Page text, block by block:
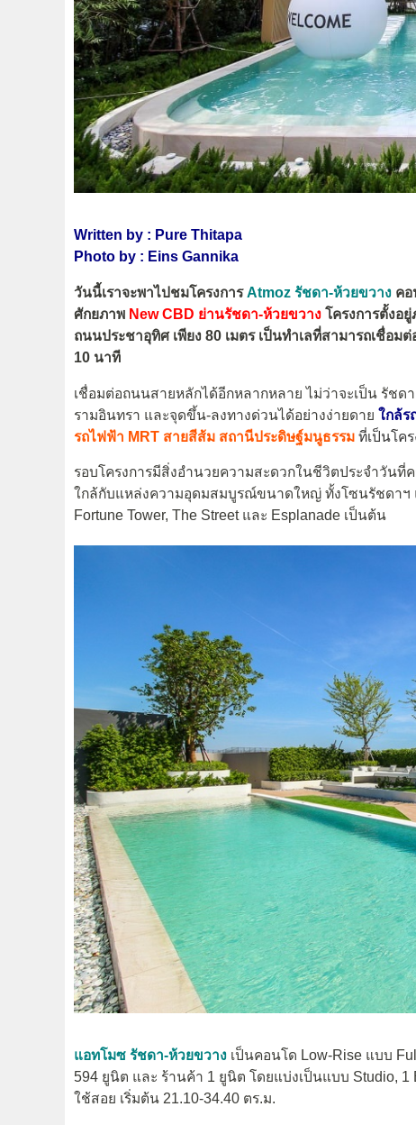
Written by : Pure Thitapa
Photo by : Eins Gannika
วันนี้เราจะพาไปชมโครงการAtmoz รัชดา-ห้วยขวาง คอ
ศักยภาพ New CBD ย่านรัชดา-ห้วยขวาง โครงการตั้งอ
ถนนประชาอุทิศ เพียง 80 เมตร เป็นทำเลที่สามารถเชื่อม
10 นาที
เชื่อมต่อถนนสายหลักได้อีกหลากหลาย ไม่ว่าจะเป็น รัชด
รามอินทรา และจุดขึ้น-ลงทางด่วนได้อย่างง่ายดาย ใกล้ร
รถไฟฟ้า MRT สายสีส้ม สถานีประดิษฐ์มนูธรรม ที่เป็นโค
รอบโครงการมีสิ่งอำนวยความสะดวกในชีวิตประจำวัน
ใกล้กับแหล่งความอุดมสมบูรณ์ขนาดใหญ่ ทั้งโซนรัชดาฯ
Fortune Tower, The Street และ Esplanade เป็นต้น
แอทโมซ รัชดา-ห้วยขวาง เป็นคอนโด Low-Rise แบบ
594 ยูนิต และ ร้านค้า 1 ยูนิต โดยแบ่งเป็นแบบ Studio, 1
ใช้สอย เริ่มต้น 21.10-34.40 ตร.ม.